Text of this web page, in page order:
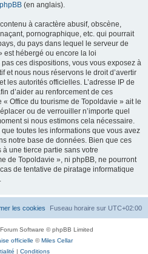
(en anglais).
à caractère abusif, obscène,
pornographique, etc. qui pourrait
du pays dans lequel le serveur de
est hébergé ou encore la loi
ces dispositions, vous vous exposez à
et nous nous réservons le droit d’avertir
les autorités officielles. L’adresse IP de
d’aider au renforcement de ces
Office du tourisme de Topoldavie » ait le
ou de verrouiller n’importe quel
si nous estimons cela nécessaire.
que toutes les informations que vous avez
notre base de données. Bien que ces
une tierce partie sans votre
de Topoldavie », ni phpBB, ne pourront
de tentative de piratage informatique
Fuseau horaire sur UTC+02:00
les cookies
Software © phpBB Limited
officielle ©Miles Cellar
| Conditions